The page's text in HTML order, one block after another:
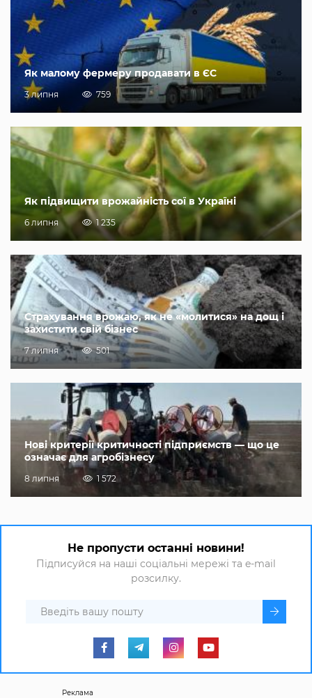
Як малому фермеру продавати в ЄС
3 липня 759
Як підвищити врожайність сої в Україні
6 липня 1 235
Страхування врожаю, як не «молитися» на дощ і
захистити свій бізнес
7 липня 501
Нові критерії критичності підприємств — що це
означає для агробізнесу
8 липня 1 572
Не пропусти останні новини!
Підписуйся на наші соціальні мережі та e-mail
розсилку.
Реклама